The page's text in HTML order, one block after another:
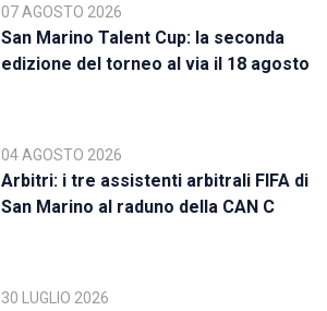
07 AGOSTO 2026
San Marino Talent Cup: la seconda
edizione del torneo al via il 18 agosto
04 AGOSTO 2026
Arbitri: i tre assistenti arbitrali FIFA di
San Marino al raduno della CAN C
30 LUGLIO 2026